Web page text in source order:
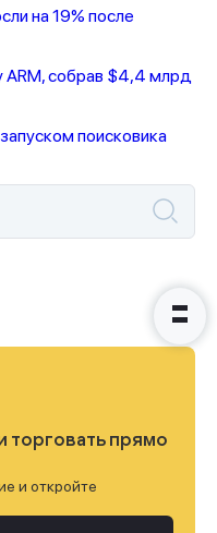
на 19% после
ARM, собрав $4,4 млрд
поисковика
торговать прямо
и откройте
время